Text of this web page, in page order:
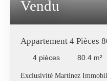
Vendu
Appartement 4 Pièces
4 pièces 80.4 m²
Exclusivité Martinez